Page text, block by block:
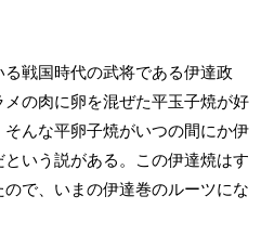
戦国時代の武将である伊達政
の肉に卵を混ぜた平玉子焼が好
んな平卵子焼がいつの間にか伊
いう説がある。この伊達焼はす
で、いまの伊達巻のルーツにな